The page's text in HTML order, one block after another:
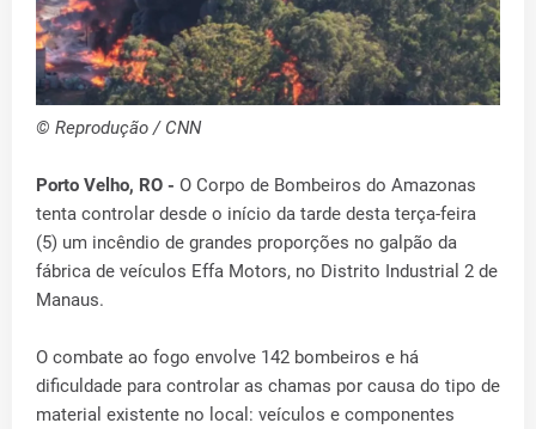
© Reprodução / CNN
Porto Velho, RO - O Corpo de Bombeiros do Amazonas
tenta controlar desde o início da tarde desta terça-feira
(5) um incêndio de grandes proporções no galpão da
fábrica de veículos Effa Motors, no Distrito Industrial 2 de
Manaus.
O combate ao fogo envolve 142 bombeiros e há
dificuldade para controlar as chamas por causa do tipo de
material existente no local: veículos e componentes